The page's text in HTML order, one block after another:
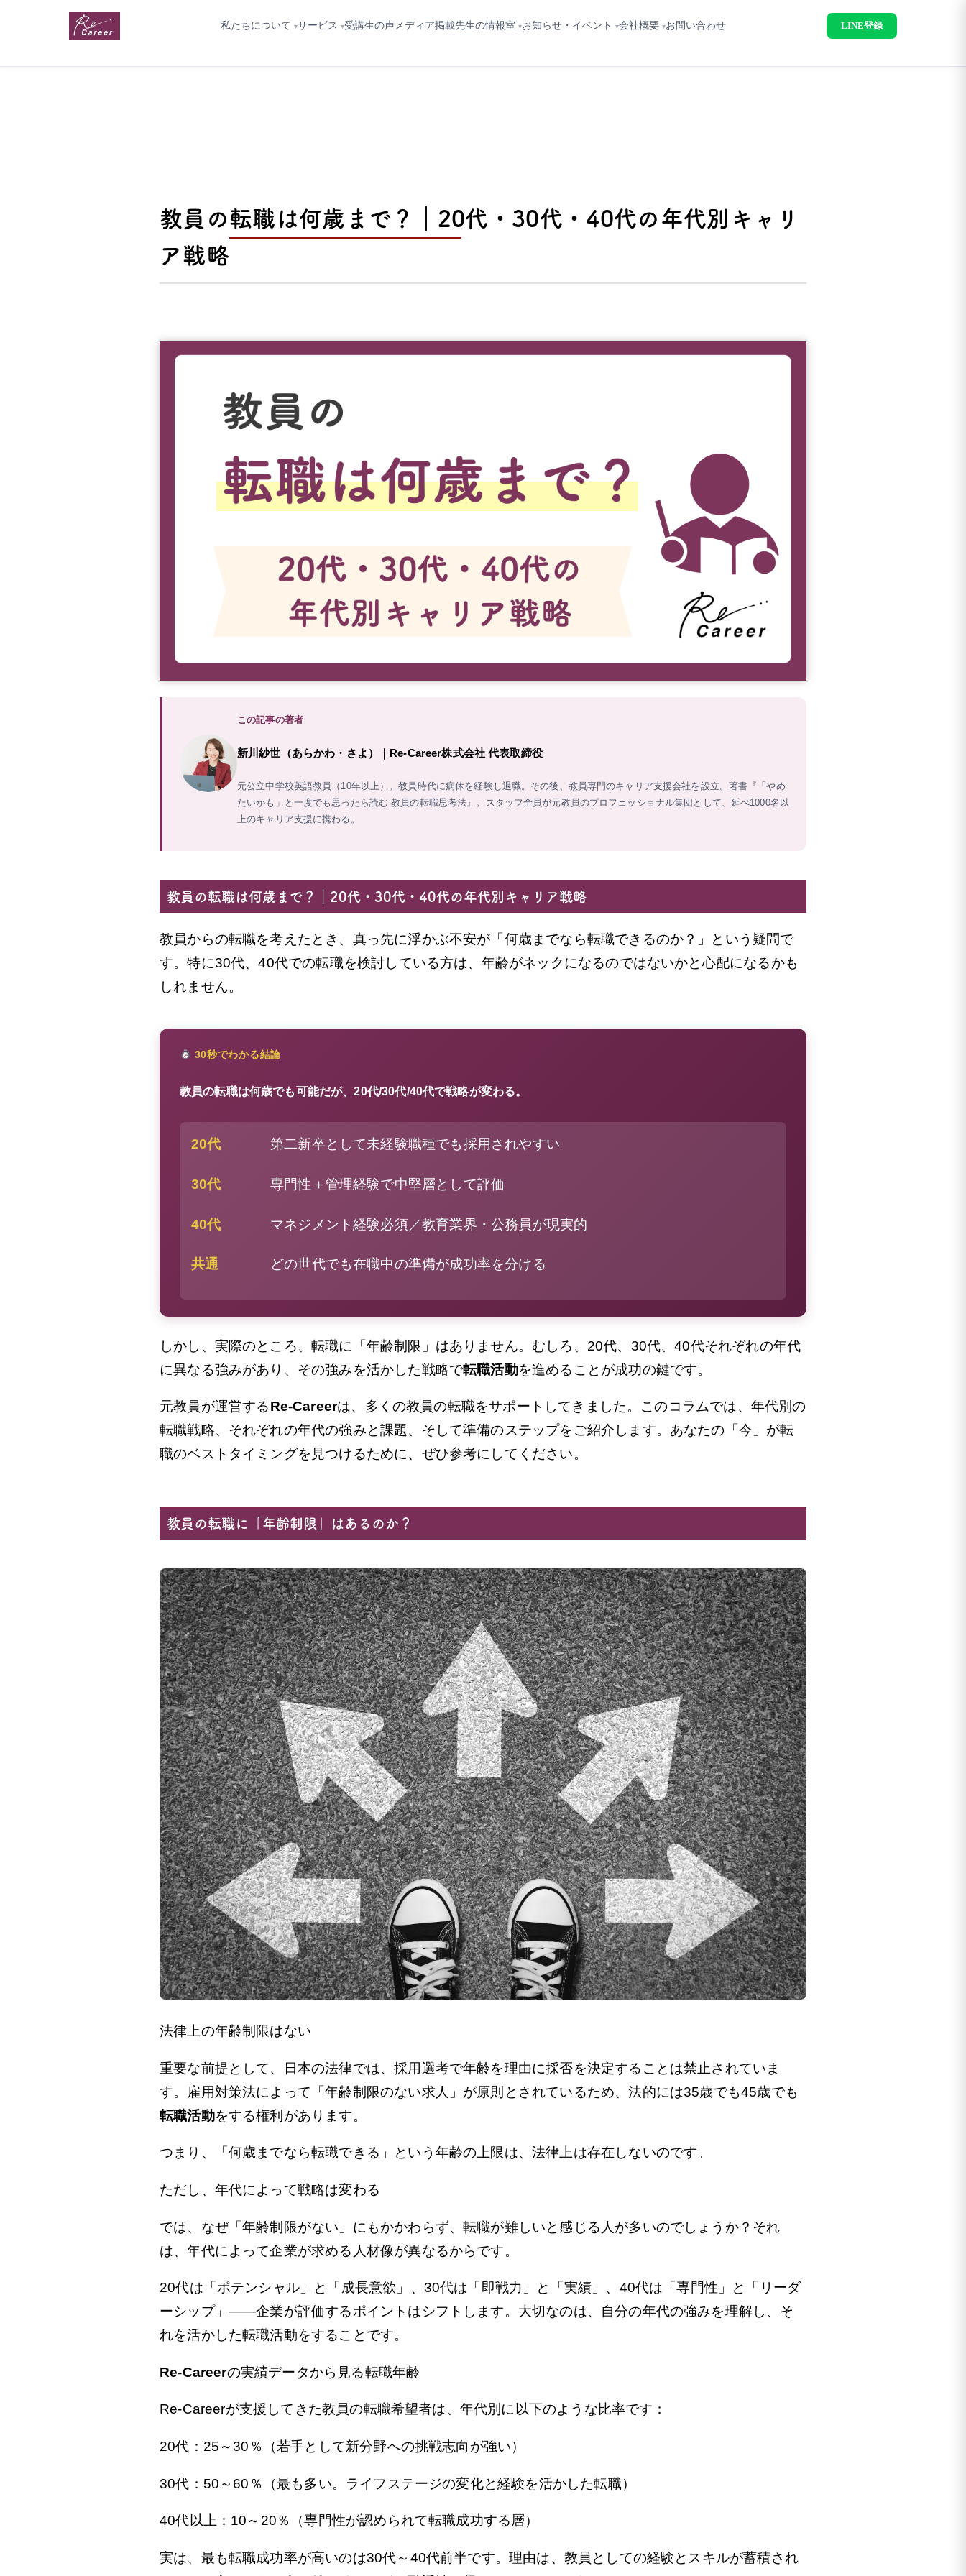
私たちについて サービス 受講生の声メディア掲載先生の情報室 お知らせ・イベント 会社概要 お問い合わせ LINE登録
教員の転職は何歳まで？｜20代・30代・40代の年代別キャリ
ア戦略
この記事の著者
新川紗世（あらかわ・さよ）｜Re-Career株式会社 代表取締役
元公立中学校英語教員（10年以上）。教員時代に病休を経験し退職。その後、教員専門のキャリア支援会社を設立。著書『「やめ
たいかも」と一度でも思ったら読む 教員の転職思考法』。スタッフ全員が元教員のプロフェッショナル集団として、延べ1000名以
上のキャリア支援に携わる。
教員の転職は何歳まで？｜20代・30代・40代の年代別キャリア戦略
教員からの転職を考えたとき、真っ先に浮かぶ不安が「何歳までなら転職できるのか？」という疑問で
す。特に30代、40代での転職を検討している方は、年齢がネックになるのではないかと心配になるかも
しれません。
30秒でわかる結論
教員の転職は何歳でも可能だが、20代/30代/40代で戦略が変わる。
20代 第二新卒として未経験職種でも採用されやすい
30代 専門性＋管理経験で中堅層として評価
40代 マネジメント経験必須／教育業界・公務員が現実的
共通 どの世代でも在職中の準備が成功率を分ける
しかし、実際のところ、転職に「年齢制限」はありません。むしろ、20代、30代、40代それぞれの年代
に異なる強みがあり、その強みを活かした戦略で転職活動を進めることが成功の鍵です。
元教員が運営するRe-Careerは、多くの教員の転職をサポートしてきました。このコラムでは、年代別の
転職戦略、それぞれの年代の強みと課題、そして準備のステップをご紹介します。あなたの「今」が転
職のベストタイミングを見つけるために、ぜひ参考にしてください。
教員の転職に「年齢制限」はあるのか？
法律上の年齢制限はない
重要な前提として、日本の法律では、採用選考で年齢を理由に採否を決定することは禁止されていま
す。雇用対策法によって「年齢制限のない求人」が原則とされているため、法的には35歳でも45歳でも
転職活動をする権利があります。
つまり、「何歳までなら転職できる」という年齢の上限は、法律上は存在しないのです。
ただし、年代によって戦略は変わる
では、なぜ「年齢制限がない」にもかかわらず、転職が難しいと感じる人が多いのでしょうか？それ
は、年代によって企業が求める人材像が異なるからです。
20代は「ポテンシャル」と「成長意欲」、30代は「即戦力」と「実績」、40代は「専門性」と「リーダ
ーシップ」——企業が評価するポイントはシフトします。大切なのは、自分の年代の強みを理解し、そ
れを活かした転職活動をすることです。
Re-Careerの実績データから見る転職年齢
Re-Careerが支援してきた教員の転職希望者は、年代別に以下のような比率です：
20代：25～30％（若手として新分野への挑戦志向が強い）
30代：50～60％（最も多い。ライフステージの変化と経験を活かした転職）
40代以上：10～20％（専門性が認められて転職成功する層）
実は、最も転職成功率が高いのは30代～40代前半です。理由は、教員としての経験とスキルが蓄積され